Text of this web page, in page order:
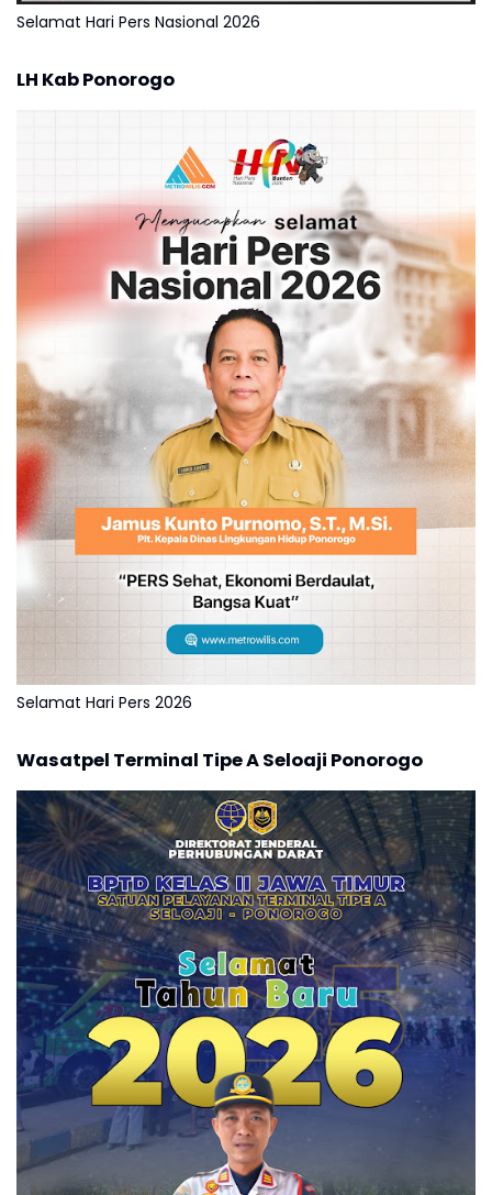
Selamat Hari Pers Nasional 2026
LH Kab Ponorogo
Selamat Hari Pers 2026
Wasatpel Terminal Tipe A Seloaji Ponorogo